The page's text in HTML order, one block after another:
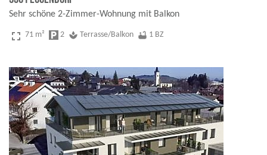
Sehr schöne 2-Zimmer-Wohnung mit Balkon
fullscreen 71 m² local_parking 2 spa Terrasse/Balkon bathtub 1 BZ